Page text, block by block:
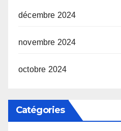
décembre 2024
novembre 2024
octobre 2024
Catégories